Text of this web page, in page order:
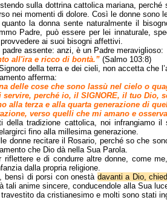
sulla dottrina cattolica mariana,
nei momenti di dolore. Così le donne sono
la donna sente naturalmente il
Padre, può essere per lei innaturale,
ai suoi bisogni affettivi.
assente: anzi, è un Padre meraviglioso:
all'ira e ricco di bontà.” (Salmo 103:8)
della terra e dei cieli, non accetta che
afferma:
delle cose che sono lassù nel cielo o
perché io, il SIGNORE, il tuo Dio,
terza e alla quarta generazione di
verso quelli che mi amano e
della tradizione cattolica, noi infrangiamo
fino alla millesima generazione.
donne recitare il Rosario, perché so che
che Dio dà nella Sua Parola.
e di condurre altre donne, come
dalla propria religione.
bensì di porsi con onestà davanti a Dio,
tali anime sincere, conducendole alla Sua
da cristianesimo e molti sono stati